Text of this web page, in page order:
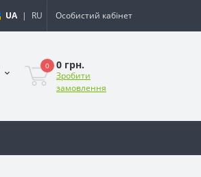
UA | RU Особистий кабінет
0 0 грн.
Зробити
замовлення